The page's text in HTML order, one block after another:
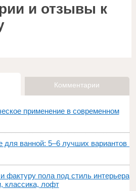
и отзывы к
Комментарии
применение в современном
ванной: 5–6 лучших вариантов и
фактуру пола под стиль интерьера:
классика, лофт